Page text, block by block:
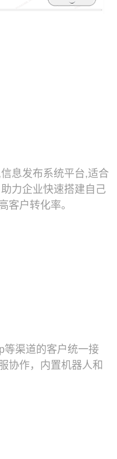
息发布系统平台,适合
力企业快速搭建自己
客户转化率。
等渠道的客户统一接
协作，内置机器人和